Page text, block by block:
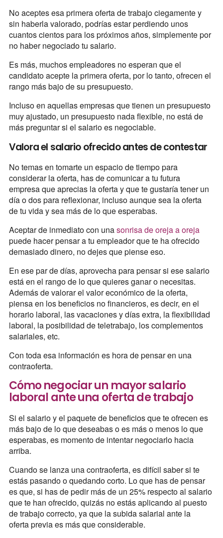
No aceptes esa primera oferta de trabajo ciegamente y
sin haberla valorado, podrías estar perdiendo unos
cuantos cientos para los próximos años, simplemente por
no haber negociado tu salario.
Es más, muchos empleadores no esperan que el
candidato acepte la primera oferta, por lo tanto, ofrecen el
rango más bajo de su presupuesto.
Incluso en aquellas empresas que tienen un presupuesto
muy ajustado, un presupuesto nada flexible, no está de
más preguntar si el salario es negociable.
Valora el salario ofrecido antes de contestar
No temas en tomarte un espacio de tiempo para
considerar la oferta, has de comunicar a tu futura
empresa que aprecias la oferta y que te gustaría tener un
día o dos para reflexionar, incluso aunque sea la oferta
de tu vida y sea más de lo que esperabas.
Aceptar de inmediato con unasonrisa de oreja a oreja
puede hacer pensar a tu empleador que te ha ofrecido
demasiado dinero, no dejes que piense eso.
En ese par de días, aprovecha para pensar si ese salario
está en el rango de lo que quieres ganar o necesitas.
Además de valorar el valor económico de la oferta,
piensa en los beneficios no financieros, es decir, en el
horario laboral, las vacaciones y días extra, la flexibilidad
laboral, la posibilidad de teletrabajo, los complementos
salariales, etc.
Con toda esa información es hora de pensar en una
contraoferta.
Cómo negociar un mayor salario
laboral ante una oferta de trabajo
Si el salario y el paquete de beneficios que te ofrecen es
más bajo de lo que deseabas o es más o menos lo que
esperabas, es momento de intentar negociarlo hacia
arriba.
Cuando se lanza una contraoferta, es difícil saber si te
estás pasando o quedando corto. Lo que has de pensar
es que, si has de pedir más de un 25% respecto al salario
que te han ofrecido, quizás no estás aplicando al puesto
de trabajo correcto, ya que la subida salarial ante la
oferta previa es más que considerable.